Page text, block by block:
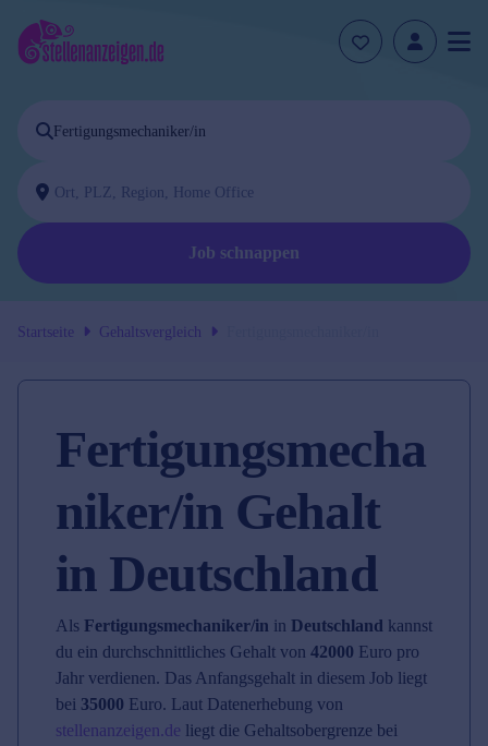
Job schnappen
Startseite Gehaltsvergleich
Fertigungsmecha
niker/in Gehalt
in Deutschland
Als Fertigungsmechaniker/in in Deutschland kannst
du ein durchschnittliches Gehalt von 42000 Euro pro
Jahr verdienen. Das Anfangsgehalt in diesem Job liegt
bei 35000 Euro. Laut Datenerhebung von
stellenanzeigen.de liegt die Gehaltsobergrenze bei